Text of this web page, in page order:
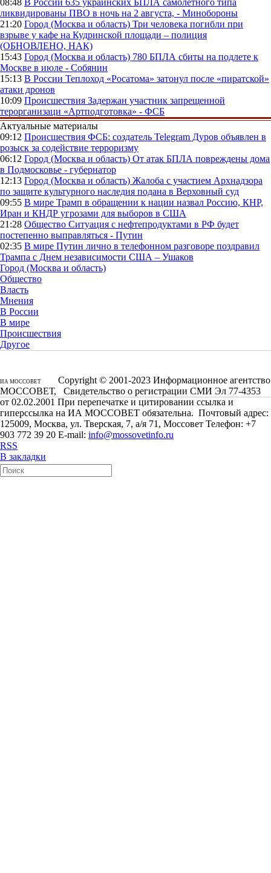
08:48 В России 635 украинских БПЛА самолетного типа
ликвидированы ПВО в ночь на 2 августа, - Минобороны
21:20 Город (Москва и область) Три человека погибли при
взрыве у кафе на Кудринской площади – полиция
(ОБНОВЛЕНО, НАК)
15:43 Город (Москва и область) 780 БПЛА сбиты на подлете к
Москве в июле - Собянин
15:13 В России Теплоход «Росатома» затонул после «пиратской»
атаки дронов
10:09 Происшествия Задержан участник запрещенной
терорганизаци «Артподготовка» - ФСБ
Актуальные материалы
09:12 Происшествия ФСБ: создатель Telegram Дуров объявлен в
розыск за содействие терроризму
06:12 Город (Москва и область) От атак БПЛА повреждены дома
в Подмосковье - губернатор
12:13 Город (Москва и область) Жалоба с участием Архнадзора
по защите культурного наследия подана в Верховный суд
09:55 В мире Трамп в обращении к нации назвал Россию, КНР,
Иран и КНДР угрозами для выборов в США
21:28 Общество Ситуация с нефтепродуктами в РФ будет
постепенно выправляться - Путин
02:35 В мире Путин лично в телефонном разговоре поздравил
Трампа с Днем независимости США – Ушаков
Город (Москва и область)
Общество
Власть
Мнения
В России
В мире
Происшествия
Другое
ИА МОССОВЕТ
Copyright © 2001-2023 Информационное агентство
МОССОВЕТ, Свидетельство о регистрации СМИ Эл 77-4353
от 02.02.2001 При перепечатке и цитировании ссылка и
гиперссылка на ИА МОССОВЕТ обязательна. Почтовый адрес:
125009, Москва, ул. Тверская, 7, а/я 71, Моссовет Телефон: +7
903 772 39 20 E-mail: info@mossovetinfo.ru
RSS
В закладки